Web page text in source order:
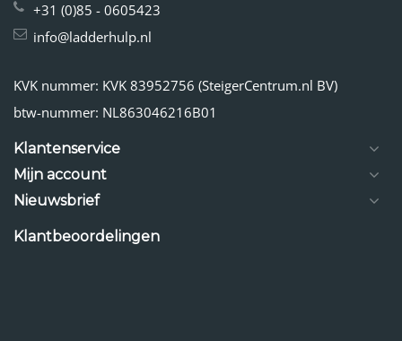
+31 (0)85 - 0605423
info@ladderhulp.nl
KVK nummer: KVK 83952756 (SteigerCentrum.nl BV)
btw-nummer: NL863046216B01
Klantenservice
Mijn account
Nieuwsbrief
Klantbeoordelingen